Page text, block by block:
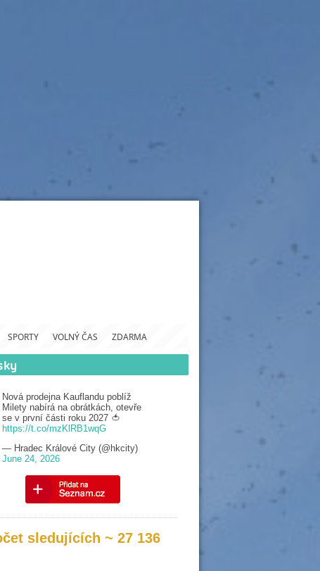
SPORTY VOLNÝ ČAS ZDARMA
Nová prodejna Kauflandu poblíž
Milety nabírá na obrátkách, otevře
se v první části roku 2027 🍅
https://t.co/mzKlRB1wqG
— Hradec Králové City (@hkcity)
June 24, 2026
sledujících ~ 27 136